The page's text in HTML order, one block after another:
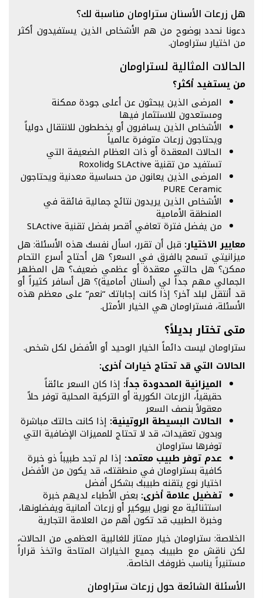
هل زرعات الأسنان ستراومان مناسبة لك؟
دعونا نحدد بوضوح من هم الأشخاص الذين يستفيدون أكثر
من اختيار ستراومان.
الحالات المثالية لستراومان
من يستفيد أكثر؟
المرضى الذين يبحثون عن أعلى جودة ممكنة
ومستعدون للاستثمار فيها
الأشخاص الذين يسافرون أو يخططون للانتقال دولياً
ويحتاجون زرعات متوفرة عالمياً
الحالات المعقدة أو ذات العظام الضعيفة التي
تستفيد من تقنية SLActive وRoxolid
المرضى الذين يعانون من حساسية معدنية ويحتاجون
PURE Ceramic
الأشخاص الذين يريدون نتائج جمالية فائقة في
المنطقة الأمامية
من يفضل فترة تعافي أقصر بفضل تقنية SLActive
معايير الاختيار: قبل أن تقرر، اسأل نفسك هذه الأسئلة: هل
ميزانيتي تسمح بالفرق في السعر؟ هل أحتاج أسرع التحام
ممكن؟ هل حالتي معقدة أو عظمي ضعيف؟ هل المظهر
الجمالي مهم جداً لي (أسنان أمامية)؟ هل أسافر كثيراً أو
قد أنتقل لبلد آخر؟ إذا كانت إجاباتك “نعم” على معظم هذه
الأسئلة، فستراومان هي الخيار الأمثل.
متى تختار بديلاً؟
ستراومان ليست دائماً الخيار الوحيد أو الأفضل لكل شخص.
الحالات التي قد تحتاج خيارات أخرى:
الميزانية المحدودة جداً: إذا كان السعر عائقاً
حقيقياً، الزرعات الكورية أو التركية المحلية توفر حلاً
معقولاً بنصف السعر
الحالات البسيطة الروتينية: إذا كانت حالتك مباشرة
وبدون تعقيدات، قد لا تحتاج للمميزات الإضافية التي
توفرها ستراومان
عدم توفر طبيب معتمد: إذا لم تجد طبيباً ذو خبرة
كافية بستراومان في منطقتك، قد يكون من الأفضل
اختيار نوع يتقنه طبيبك بشكل أفضل
تفضيل علامة أخرى: بعض الأطباء لديهم خبرة
استثنائية مع نوبل بيوكير أو زرعات ألمانية ويفضلونها،
وخبرة الطبيب قد تكون أهم من العلامة التجارية
الخلاصة: ستراومان خيار ممتاز للغالبية العظمى من الحالات،
لكن ناقش مع طبيبك جميع الخيارات المتاحة واتخذ قراراً
مستنيراً يناسب ظروفك الخاصة.
الأسئلة الشائعة حول زرعات ستراومان